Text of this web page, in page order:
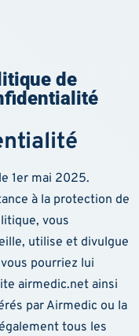
de
1er mai 2025.
à la protection de
vous
utilise et divulgue
pourriez lui
airmedic.net ainsi
par Airmedic ou la
tous les